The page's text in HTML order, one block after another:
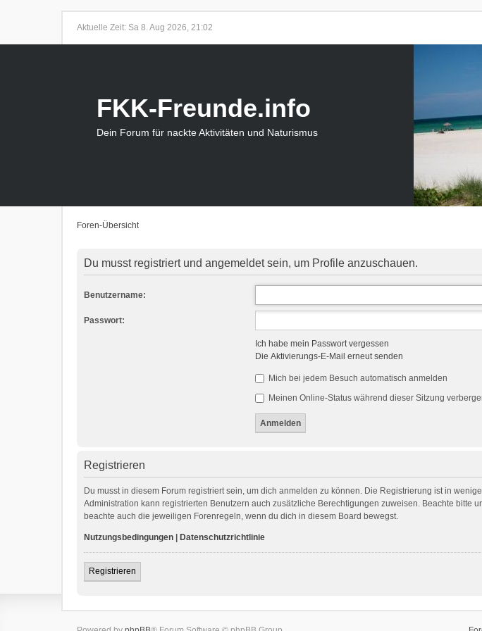
Aktuelle Zeit: Sa 8. Aug 2026, 21:02
FKK-Freunde.info
Dein Forum für nackte Aktivitäten und Naturismus
Foren-Übersicht
Du musst registriert und angemeldet sein, um Profile anzuschauen.
Benutzername:
Passwort:
Ich habe mein Passwort vergessen
Die Aktivierungs-E-Mail erneut senden
Mich bei jedem Besuch automatisch anmelden
Meinen Online-Status während dieser Sitzung
Registrieren
Du musst in diesem Forum registriert sein, um dich anmelden zu können. Die Registrierung ist in
Administration kann registrierten Benutzern auch zusätzliche Berechtigungen zuweisen. Beachte
beachte auch die jeweiligen Forenregeln, wenn du dich in diesem Board bewegst.
Nutzungsbedingungen Datenschutzrichtlinie
Registrieren